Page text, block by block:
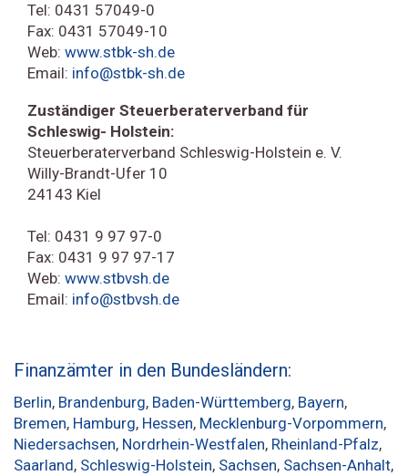
Tel: 0431 57049-0
Fax: 0431 57049-10
Web: www.stbk-sh.de
Email: info@stbk-sh.de
Zuständiger Steuerberaterverband für
Schleswig- Holstein:
Steuerberaterverband Schleswig-Holstein e. V.
Willy-Brandt-Ufer 10
24143 Kiel
Tel: 0431 9 97 97-0
Fax: 0431 9 97 97-17
Web: www.stbvsh.de
Email: info@stbvsh.de
Finanzämter in den Bundesländern:
Berlin, Brandenburg, Baden-Württemberg, Bayern,
Bremen, Hamburg, Hessen, Mecklenburg-Vorpommern,
Niedersachsen, Nordrhein-Westfalen, Rheinland-Pfalz,
Saarland, Schleswig-Holstein, Sachsen, Sachsen-Anhalt,